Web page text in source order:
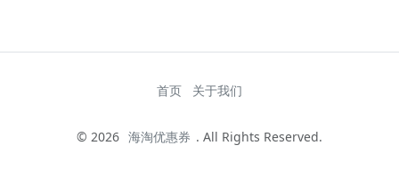
首页 关于我们
© 2026 海淘优惠券 . All Rights Reserved.